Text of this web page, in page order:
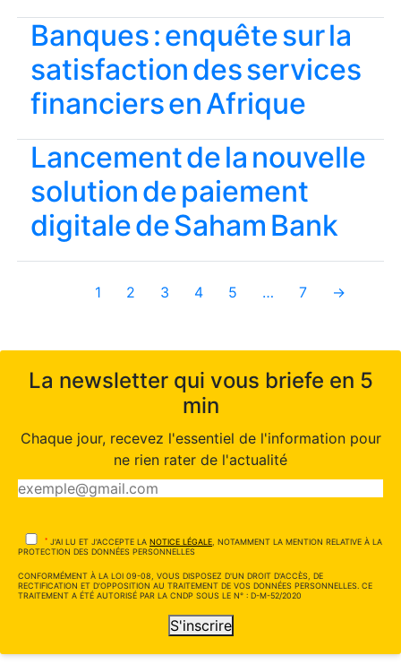
Banques : enquête sur la
satisfaction des services
financiers en Afrique
Lancement de la nouvelle
solution de paiement
digitale de Saham Bank
1 2 3 4 5 … 7 →
La newsletter qui vous briefe en 5
min
Chaque jour, recevez l'essentiel de l'information pour
ne rien rater de l'actualité
* J'AI LU ET J'ACCEPTE LA NOTICE LÉGALE , NOTAMMENT LA MENTION RELATIVE À LA
PROTECTION DES DONNÉES PERSONNELLES
CONFORMÉMENT À LA LOI 09-08, VOUS DISPOSEZ D'UN DROIT D'ACCÈS, DE
RECTIFICATION ET D'OPPOSITION AU TRAITEMENT DE VOS DONNÉES PERSONNELLES. CE
TRAITEMENT A ÉTÉ AUTORISÉ PAR LA CNDP SOUS LE N° : D-M-52/2020
S'inscrire